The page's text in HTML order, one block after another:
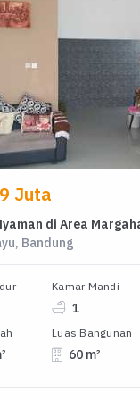
Juta
Bandung
Kamar Mandi
1
Luas Bangunan
60 m²